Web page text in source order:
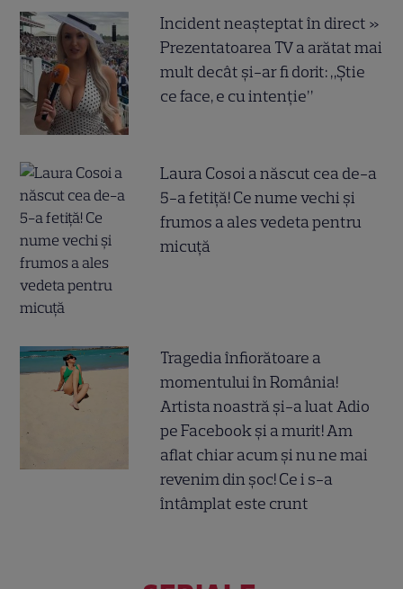
Incident neașteptat în direct »
Prezentatoarea TV a arătat mai
mult decât și-ar fi dorit: „Știe
ce face, e cu intenție”
Laura Cosoi a născut cea de-a
5-a fetiță! Ce nume vechi și
frumos a ales vedeta pentru
micuță
Tragedia înfiorătoare a
momentului în România!
Artista noastră și-a luat Adio
pe Facebook și a murit! Am
aflat chiar acum și nu ne mai
revenim din șoc! Ce i s-a
întâmplat este crunt